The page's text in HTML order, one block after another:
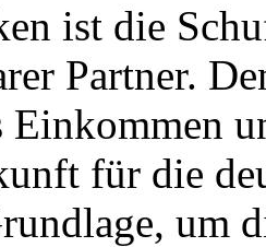
ist die
Partner.
Einkommen
für die
um